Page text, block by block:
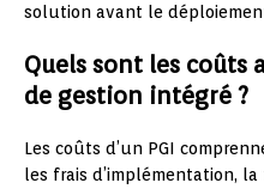
solution avant le
Quels sont les coûts
de gestion intégré ?
Les coûts d’un PGI
les frais d’implémentation,